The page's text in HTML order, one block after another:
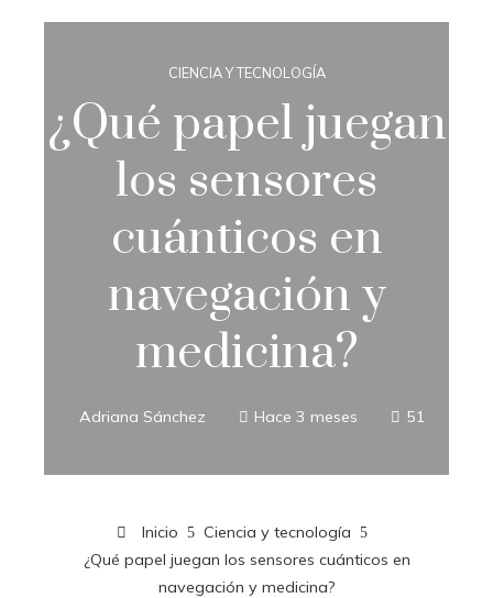
CIENCIA Y TECNOLOGÍA
¿Qué papel juegan
los sensores
cuánticos en
navegación y
medicina?
Adriana Sánchez Hace 3 meses 51
Inicio
Ciencia y tecnología
¿Qué papel juegan los sensores cuánticos en
navegación y medicina?